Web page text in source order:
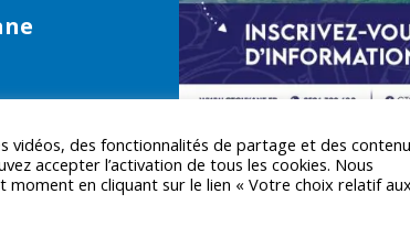
vidéos, des fonctionnalités de partage et des
accepter l’activation de tous les cookies. Nous
moment en cliquant sur le lien « Votre choix relatif